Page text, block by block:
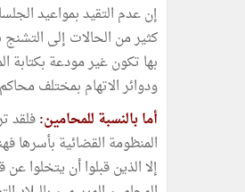
إن عدم التقيد بمواعيد
كثير من الحالات إلى
بها تكون غير مودعة بكتابة
ودوائر الاتهام بمختلف
أما بالنسبة للمحامين:فلقد
المنظومة القضائية بأسرها
إلا الذين قبلوا أن يتخلوا